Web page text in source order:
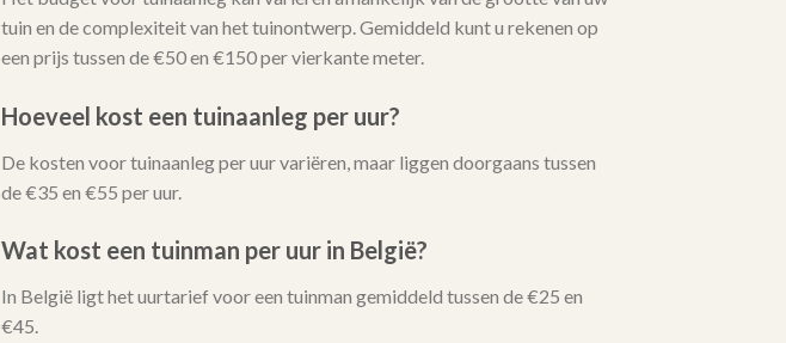
tuin en de complexiteit van het tuinontwerp. Gemiddeld kunt u rekenen op
een prijs tussen de €50 en €150 per vierkante meter.
Hoeveel kost een tuinaanleg per uur?
De kosten voor tuinaanleg per uur variëren, maar liggen doorgaans tussen
de €35 en €55 per uur.
Wat kost een tuinman per uur in België?
In België ligt het uurtarief voor een tuinman gemiddeld tussen de €25 en
€45.